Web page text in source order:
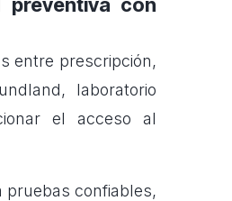
entre prescripción,
laboratorio
el acceso al
pruebas confiables,